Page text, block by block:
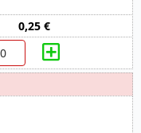
0,25 €